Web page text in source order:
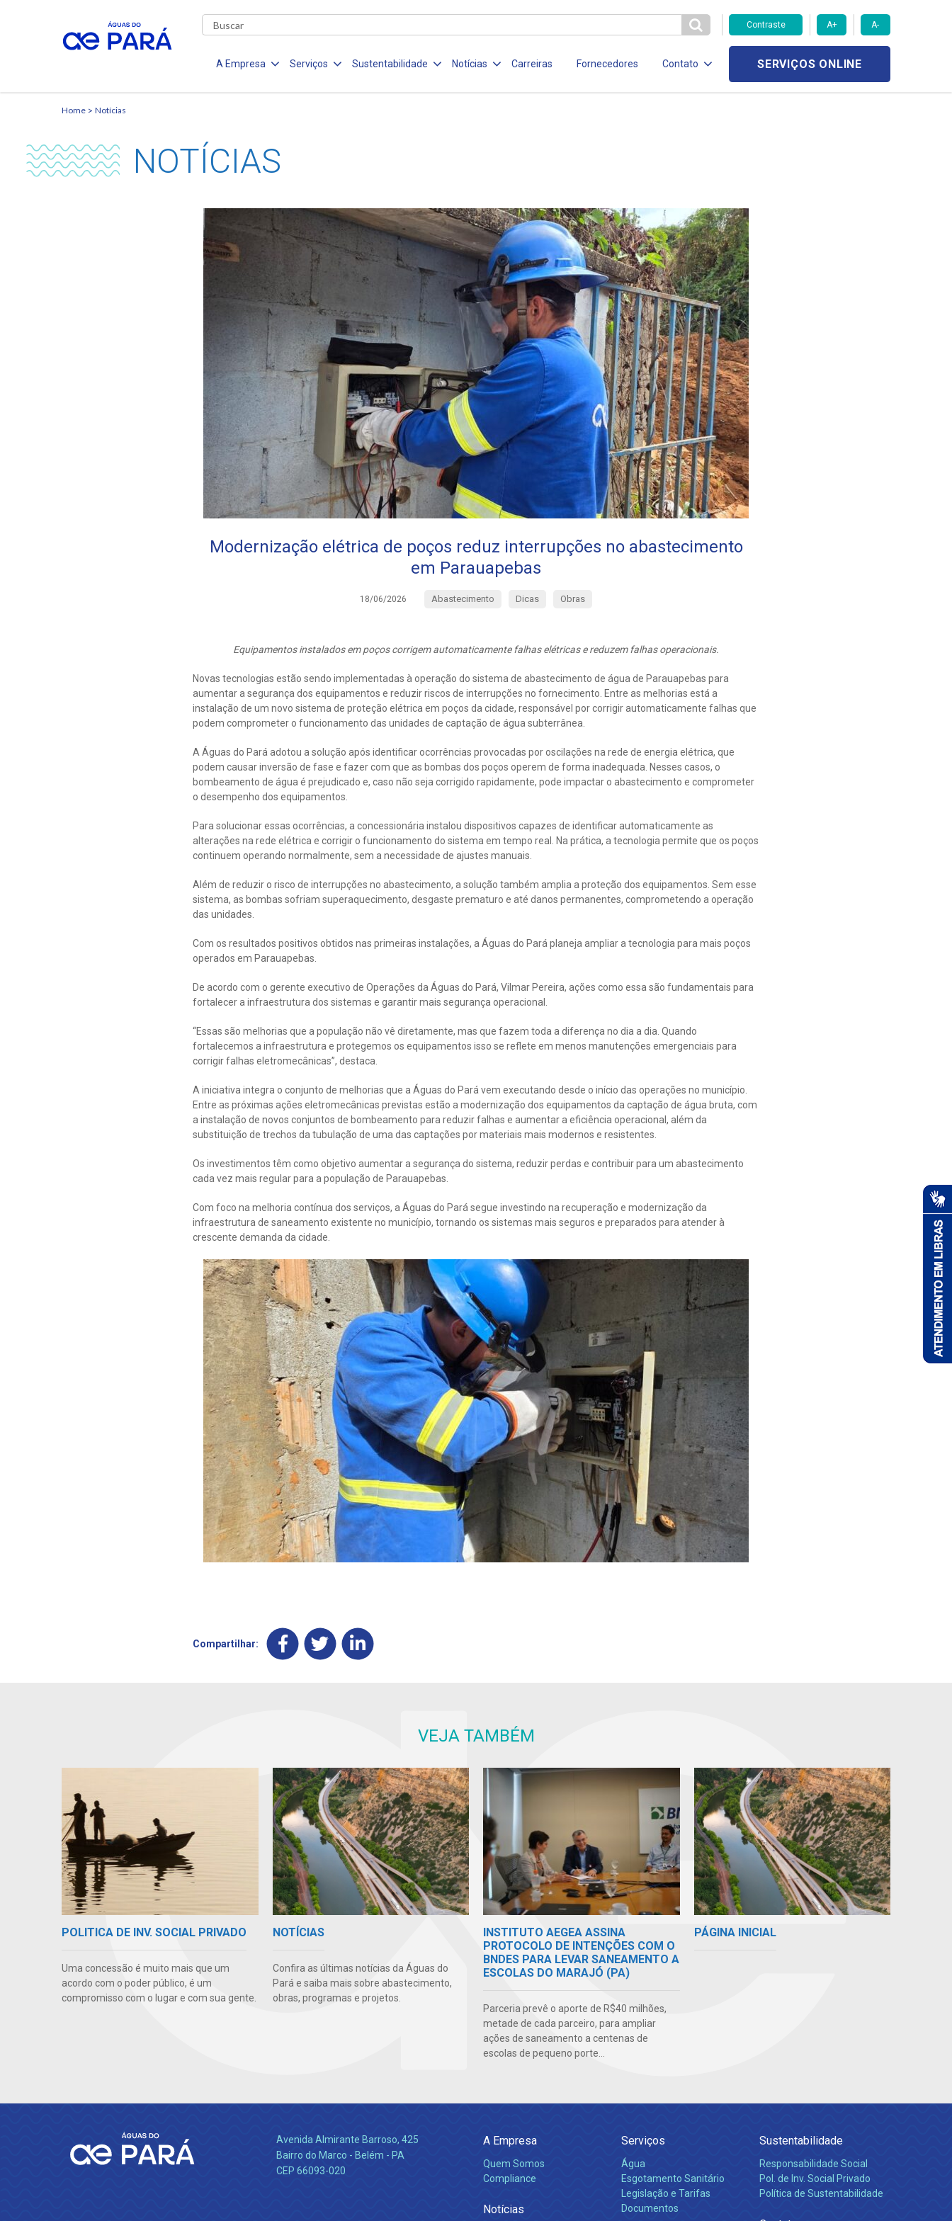
Contraste A+ A-
A Empresa Serviços Sustentabilidade Notícias Carreiras Fornecedores Contato SERVIÇOS ONLINE
Home Notícias
NOTÍCIAS
Modernização elétrica de poços reduz interrupções no abastecimento
em Parauapebas
18/06/2026 Abastecimento Dicas Obras
Equipamentos instalados em poços corrigem automaticamente falhas elétricas e reduzem falhas operacionais.
Novas tecnologias estão sendo implementadas à operação do sistema de abastecimento de água de Parauapebas para
aumentar a segurança dos equipamentos e reduzir riscos de interrupções no fornecimento. Entre as melhorias está a
instalação de um novo sistema de proteção elétrica em poços da cidade, responsável por corrigir automaticamente falhas que
podem comprometer o funcionamento das unidades de captação de água subterrânea.
A Águas do Pará adotou a solução após identificar ocorrências provocadas por oscilações na rede de energia elétrica, que
podem causar inversão de fase e fazer com que as bombas dos poços operem de forma inadequada. Nesses casos, o
bombeamento de água é prejudicado e, caso não seja corrigido rapidamente, pode impactar o abastecimento e comprometer
o desempenho dos equipamentos.
Para solucionar essas ocorrências, a concessionária instalou dispositivos capazes de identificar automaticamente as
alterações na rede elétrica e corrigir o funcionamento do sistema em tempo real. Na prática, a tecnologia permite que os poços
continuem operando normalmente, sem a necessidade de ajustes manuais.
Além de reduzir o risco de interrupções no abastecimento, a solução também amplia a proteção dos equipamentos. Sem esse
sistema, as bombas sofriam superaquecimento, desgaste prematuro e até danos permanentes, comprometendo a operação
das unidades.
Com os resultados positivos obtidos nas primeiras instalações, a Águas do Pará planeja ampliar a tecnologia para mais poços
operados em Parauapebas.
De acordo com o gerente executivo de Operações da Águas do Pará, Vilmar Pereira, ações como essa são fundamentais para
fortalecer a infraestrutura dos sistemas e garantir mais segurança operacional.
“Essas são melhorias que a população não vê diretamente, mas que fazem toda a diferença no dia a dia. Quando
fortalecemos a infraestrutura e protegemos os equipamentos isso se reflete em menos manutenções emergenciais para
corrigir falhas eletromecânicas”, destaca.
A iniciativa integra o conjunto de melhorias que a Águas do Pará vem executando desde o início das operações no município.
Entre as próximas ações eletromecânicas previstas estão a modernização dos equipamentos da captação de água bruta, com
a instalação de novos conjuntos de bombeamento para reduzir falhas e aumentar a eficiência operacional, além da
substituição de trechos da tubulação de uma das captações por materiais mais modernos e resistentes.
Os investimentos têm como objetivo aumentar a segurança do sistema, reduzir perdas e contribuir para um abastecimento
cada vez mais regular para a população de Parauapebas.
Com foco na melhoria contínua dos serviços, a Águas do Pará segue investindo na recuperação e modernização da
infraestrutura de saneamento existente no município, tornando os sistemas mais seguros e preparados para atender à
crescente demanda da cidade.
Compartilhar:
VEJA TAMBÉM
POLITICA DE INV. SOCIAL PRIVADO
Uma concessão é muito mais que um
acordo com o poder público, é um
compromisso com o lugar e com sua gente.
NOTÍCIAS
Confira as últimas notícias da Águas do
Pará e saiba mais sobre abastecimento,
obras, programas e projetos.
INSTITUTO AEGEA ASSINA
PROTOCOLO DE INTENÇÕES COM O
BNDES PARA LEVAR SANEAMENTO A
ESCOLAS DO MARAJÓ (PA)
Parceria prevê o aporte de R$40 milhões,
metade de cada parceiro, para ampliar
ações de saneamento a centenas de
escolas de pequeno porte...
PÁGINA INICIAL
Avenida Almirante Barroso, 425
Bairro do Marco - Belém - PA
CEP 66093-020
A Empresa
Quem Somos
Compliance
Notícias
Serviços
Água
Esgotamento Sanitário
Legislação e Tarifas
Documentos
Sustentabilidade
Responsabilidade Social
Pol. de Inv. Social Privado
Política de Sustentabilidade